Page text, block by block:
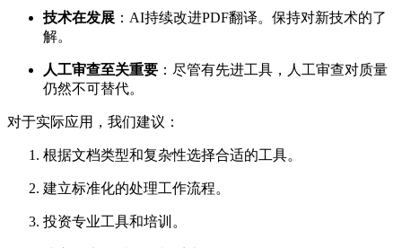
技术在发展 ：AI持续改进PDF翻译。保持对新技术的了
解。
人工审查至关重要 ：尽管有先进工具，人工审查对质量
仍然不可替代。
对于实际应用，我们建议：
根据文档类型和复杂性选择合适的工具。
建立标准化的处理工作流程。
投资专业工具和培训。